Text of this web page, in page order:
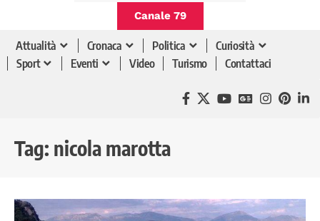
Canale 79
Attualità Cronaca Politica
Curiosità
Sport
Eventi Video Turismo Contattaci
Tag: nicola marotta